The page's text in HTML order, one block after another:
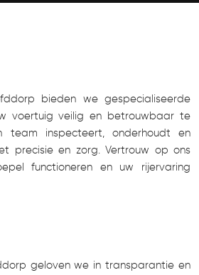
bieden we gespecialiseerde
voertuig veilig en betrouwbaar te
team inspecteert, onderhoudt en
precisie en zorg. Vertrouw op ons
functioneren en uw rijervaring
geloven we in transparantie en